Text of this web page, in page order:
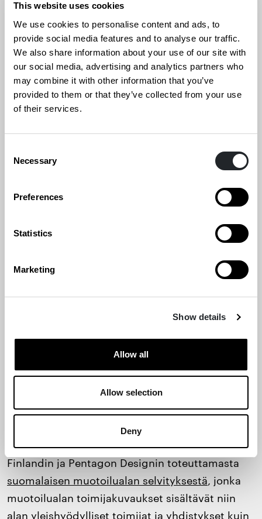
This website uses cookies
We use cookies to personalise content and ads, to
provide social media features and to analyse our traffic.
We also share information about your use of our site with
our social media, advertising and analytics partners who
may combine it with other information that you’ve
provided to them or that they’ve collected from your use
of their services.
Selection
Necessary
Preferences
Statistics
Marketing
Show details
Allow all
Allow selection
Deny
tuotemuotoilusta strategiseen muotoiluun.
Minkälaiset muotoilupalvelut voisivat kirittää
omaa liiketoimintaa? Miten löytää yrityksen
kasvua vauhdittavia muotoilupalveluita?
1. Selvitä yrityksesi tarpeet : Minkälaisia tarpeita
yritykselläsi on? Tarvitaanko verkkosivua,
digitaalista sovellusta, toimisto- tai asiakastilaa,
palvelujen kehittämistä, graafista suunnittelua,
strategiaa tai yritykselle uutta lähestymistapaa
kiertotalouteen? Yrityksen muotoilupalveluiden
tarpeita voi selvittää vaikka tutustumalla
kehittämään
muotoilun asteen ja tarpeet.
toimijat ja toimistot tuottavat palveluita, jotka
vastaavat yrityksesi palveluihin? Tarvitaanko
ulkoista kehittämisen yhteistyökumppania vai
voisiko yritykseen palkata muotoilijan tai
muotoilujohtajan? Tutustu alan toimijoihin ja
valitse toimijoita, joiden palvelut ja referenssit
tuntuvat sopivan yrityksesi tarpeisiin. Sopivia
toimijoita voi hakea esimerkiksi Design Forum
Finlandin ja Pentagon Designin toteuttamasta
suomalaisen muotoilualan selvityksestä , jonka
muotoilualan toimijakuvaukset sisältävät niin
alan yleishyödylliset toimijat ja yhdistykset kuin